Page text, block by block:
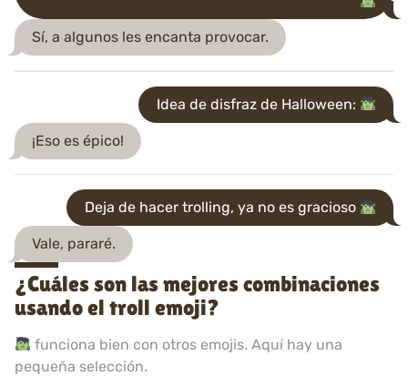
Sí, a algunos les encanta provocar.
Idea de disfraz de Halloween:
¡Eso es épico!
Deja de hacer trolling, ya no es gracioso
Vale, pararé.
¿Cuáles son las mejores combinaciones
usando el troll emoji?
funciona bien con otros emojis. Aquí hay una
pequeña selección.